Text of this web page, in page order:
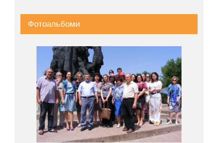
Фотоальбоми